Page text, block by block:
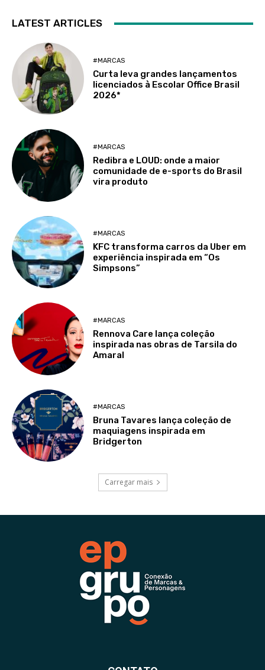
LATEST ARTICLES
#MARCAS
Curta leva grandes lançamentos
licenciados à Escolar Office Brasil
2026*
#MARCAS
Redibra e LOUD: onde a maior
comunidade de e-sports do Brasil
vira produto
#MARCAS
KFC transforma carros da Uber em
experiência inspirada em “Os
Simpsons”
#MARCAS
Rennova Care lança coleção
inspirada nas obras de Tarsila do
Amaral
#MARCAS
Bruna Tavares lança coleção de
maquiagens inspirada em
Bridgerton
Carregar mais